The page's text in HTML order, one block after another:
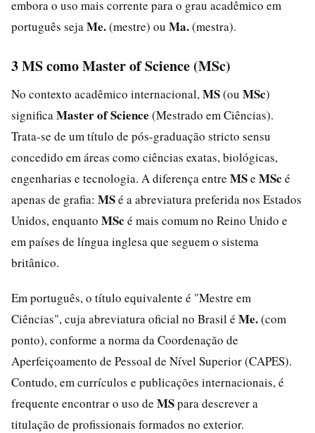
embora o uso mais corrente para o grau acadêmico em
português seja Me.(mestre) ou Ma.(mestra).
3 MS como Master of Science (MSc)
No contexto acadêmico internacional, MS(ou MSc)
significa Master of Science (Mestrado em Ciências).
Trata-se de um título de pós-graduação stricto sensu
concedido em áreas como ciências exatas, biológicas,
engenharias e tecnologia. A diferença entre MSe MSc é
apenas de grafia: MSé a abreviatura preferida nos Estados
Unidos, enquanto MSc é mais comum no Reino Unido e
em países de língua inglesa que seguem o sistema
britânico.
Em português, o título equivalente é "Mestre em
Ciências", cuja abreviatura oficial no Brasil é Me.(com
ponto), conforme a norma da Coordenação de
Aperfeiçoamento de Pessoal de Nível Superior (CAPES).
Contudo, em currículos e publicações internacionais, é
frequente encontrar o uso de MSpara descrever a
titulação de profissionais formados no exterior.